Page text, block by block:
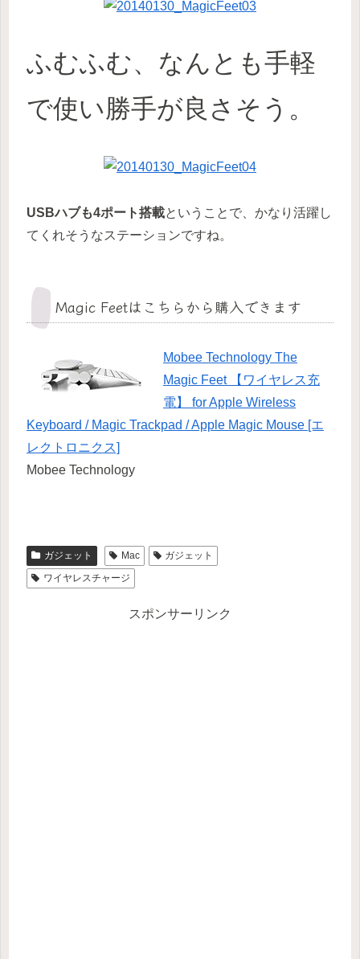
ふむふむ、なんとも手軽
で使い勝手が良さそう。
USBハブも4ポート搭載ということで、かなり活躍し
てくれそうなステーションですね。
Magic Feetはこちらから購入できます
Mobee Technology The
Magic Feet 【ワイヤレス充
電】 for Apple Wireless
Keyboard / Magic Trackpad / Apple Magic Mouse [エ
レクトロニクス]
Mobee Technology
ガジェット Mac
ガジェット
ワイヤレスチャージ
スポンサーリンク